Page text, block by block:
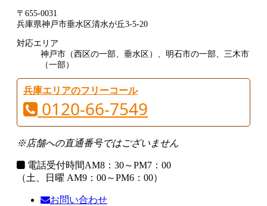
〒655-0031
兵庫県神戸市垂水区清水が丘3-5-20
対応エリア
神戸市（西区の一部、垂水区）、明石市の一部、三木市
（一部）
兵庫エリアのフリーコール
0120-66-7549
※店舗への直通番号ではございません
電話受付時間AM8：30～PM7：00
（土、日曜 AM9：00～PM6：00）
お問い合わせ